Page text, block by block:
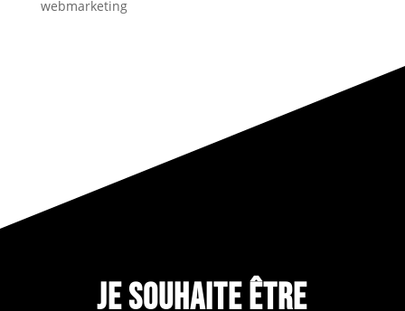
webmarketing
JE SOUHAITE ÊTRE